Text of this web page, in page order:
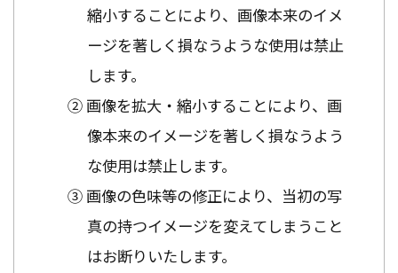
縮小することにより、画像本来のイメ
ージを著しく損なうような使用は禁止
します。
② 画像を拡大・縮小することにより、画
像本来のイメージを著しく損なうよう
な使用は禁止します。
③ 画像の色味等の修正により、当初の写
真の持つイメージを変えてしまうこと
はお断りいたします。